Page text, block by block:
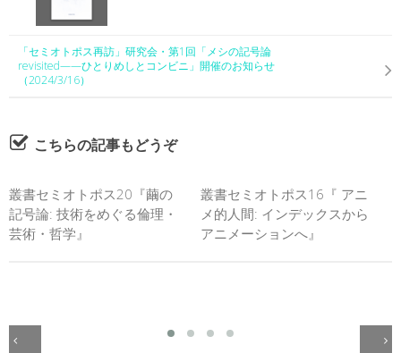
「セミオトポス再訪」研究会・第1回「メシの記号論
revisited——ひとりめしとコンビニ」開催のお知らせ
（2024/3/16）
こちらの記事もどうぞ
叢書セミオトポス20『繭の
記号論: 技術をめぐる倫理・
芸術・哲学』
叢書セミオトポス16『 アニ
メ的人間: インデックスから
アニメーションへ』